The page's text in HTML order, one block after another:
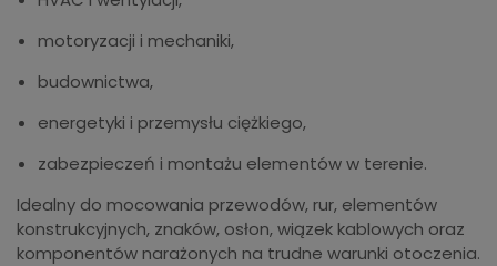
motoryzacji i mechaniki,
budownictwa,
energetyki i przemysłu ciężkiego,
zabezpieczeń i montażu elementów w terenie.
Idealny do mocowania przewodów, rur, elementów
konstrukcyjnych, znaków, osłon, wiązek kablowych oraz
komponentów narażonych na trudne warunki otoczenia.